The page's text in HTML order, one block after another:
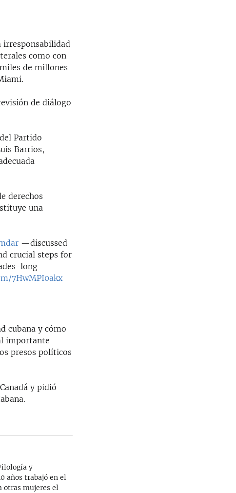
irresponsabilidad
como con
de millones
de diálogo
Partido
Barrios,
derechos
una
—discussed
crucial steps for
long
7HwMPI0akx
cubana y cómo
importante
presos políticos
y pidió
y
años trabajó en el
otras mujeres el